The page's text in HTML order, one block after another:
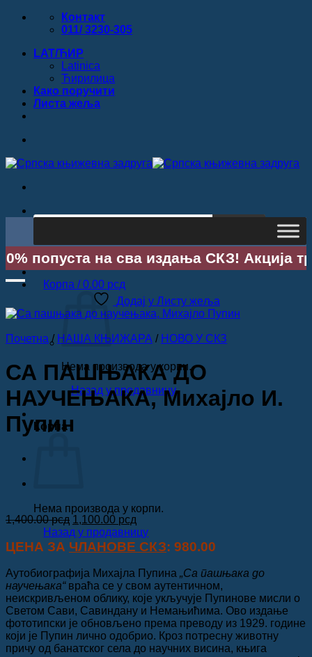
Прескочи
Контакт
011/ 3230-305
LAT/ЋИР
Latinica
Ћирилица
Како поручити
Листa жеља
Products
Улогуј се / Региструјте се
Корпа /0.00 рсд
Нема производа у корпи.
Назад у продавницу
Корпа
Нема производа у корпи.
Назад у продавницу
на сва издања СКЗ! Акција траје
Додај у Листу жеља
Почетна / НАША КЊИЖАРА / НОВО У СКЗ
СА ПАШЊАКА ДО
НАУЧЕЊАКА, Михајло И.
Пупин
1,400.00рсд Оригинална
цена
је
била:
1,400.00 рсд.
1,100.00 рсд
цена
је:
1,100.00 рсд.
ЦЕНА ЗА ЧЛАНОВЕ СКЗ: 980.00
Аутобиографија Михајла Пупина „Са пашњака до
научењака“враћа се у свом аутентичном,
неискривљеном облику, које укључује Пупинове мисли о
Светом Сави, Савиндану и Немањићима. Ово издање
фототипски је обновљено према преводу из 1929. године
који је Пупин лично одобрио. Кроз потресну животну
причу од банатског села до научних висина, књига